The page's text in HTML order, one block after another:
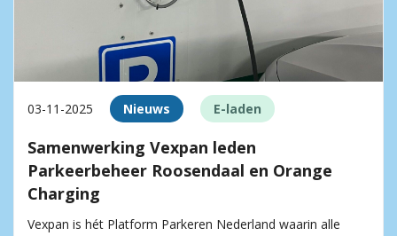
03-11-2025 Nieuws E-laden
Samenwerking Vexpan leden
Parkeerbeheer Roosendaal en Orange
Charging
Vexpan is hét Platform Parkeren Nederland waarin alle